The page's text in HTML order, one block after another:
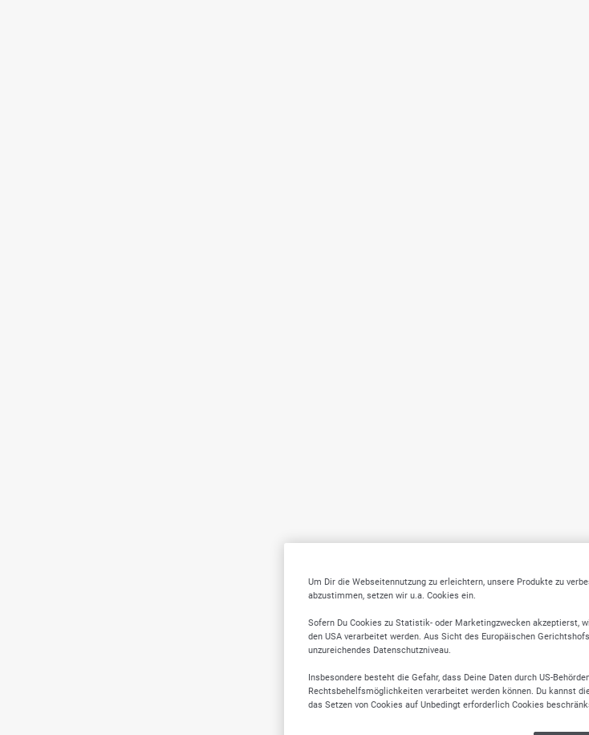
Um Dir die Webseitennutzung zu erleichtern, unsere Produkte zu
abzustimmen, setzen wir u.a. Cookies ein.
Sofern Du Cookies zu Statistik- oder Marketingzwecken akzeptierst,
den USA verarbeitet werden. Aus Sicht des Europäischen
unzureichendes Datenschutzniveau.
Insbesondere besteht die Gefahr, dass Deine Daten durch US-
Rechtsbehelfsmöglichkeiten verarbeitet werden können. Du kannst
das Setzen von Cookies auf Unbedingt erforderlich Cookies